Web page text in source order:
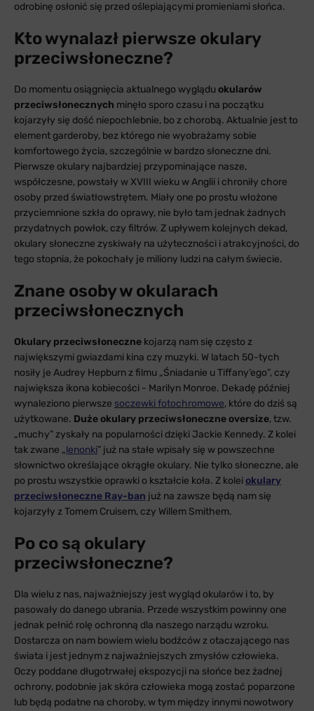
odrobinę osłonić się przed oślepiającymi promieniami słońca.
Kto wynalazł pierwsze okulary
przeciwsłoneczne?
Do momentu osiągnięcia aktualnego wygląduokularów
przeciwsłonecznych minęło sporo czasu i na początku
kojarzyły się dość niepochlebnie, bo z chorobą. Aktualnie jest to
element garderoby, bez którego nie wyobrażamy sobie
komfortowego życia, szczególnie w bardzo słoneczne dni.
Pierwsze okulary najbardziej przypominające nasze,
współczesne, powstały w XVIII wieku w Anglii i chroniły chore
osoby przed światłowstrętem. Miały one po prostu włożone
przyciemnione szkła do oprawy, nie było tam jednak żadnych
przydatnych powłok, czy filtrów. Z upływem kolejnych dekad,
okulary słoneczne zyskiwały na użyteczności i atrakcyjności, do
tego stopnia, że pokochały je miliony ludzi na całym świecie.
Znane osoby w okularach
przeciwsłonecznych
Okulary przeciwsłoneczne kojarzą nam się często z
największymi gwiazdami kina czy muzyki. W latach 50-tych
nosiły je Audrey Hepburn z filmu „Śniadanie u Tiffany’ego”, czy
największa ikona kobiecości - Marilyn Monroe. Dekadę później
wynaleziono pierwsze soczewki fotochromowe, które do dziś są
użytkowane. Duże okulary przeciwsłoneczne oversize, tzw.
„muchy” zyskały na popularności dzięki Jackie Kennedy. Z kolei
tak zwane „lenonki” już na stałe wpisały się w powszechne
słownictwo określające okrągłe okulary. Nie tylko słoneczne, ale
po prostu wszystkie oprawki o kształcie koła. Z koleiokulary
przeciwsłoneczne Ray-ban już na zawsze będą nam się
kojarzyły z Tomem Cruisem, czy Willem Smithem.
Po co są okulary
przeciwsłoneczne?
Dla wielu z nas, najważniejszy jest wygląd okularów i to, by
pasowały do danego ubrania. Przede wszystkim powinny one
jednak pełnić rolę ochronną dla naszego narządu wzroku.
Dostarcza on nam bowiem wielu bodźców z otaczającego nas
świata i jest jednym z najważniejszych zmysłów człowieka.
Oczy poddane długotrwałej ekspozycji na słońce bez żadnej
ochrony, podobnie jak skóra człowieka mogą zostać poparzone
lub będą podatne na choroby, w tym między innymi nowotwory